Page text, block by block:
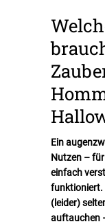
Ein
Nutzen – für
einfach
funktioniert.
(leider)
auftauchen